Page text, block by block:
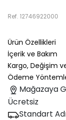
Ref. 12746922000
Ürün Özellikleri
İçerik ve Bakım
Kargo, Değişim
Ödeme
Mağazaya
Ücretsiz
Standart